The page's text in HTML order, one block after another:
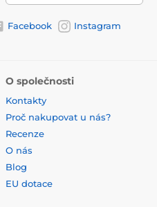
Facebook
Instagram
O společnosti
Kontakty
Proč nakupovat u nás?
Recenze
O nás
Blog
EU dotace